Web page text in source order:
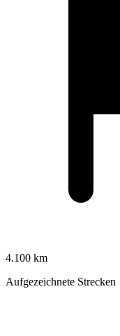
4.100 km
Aufgezeichnete Strecken